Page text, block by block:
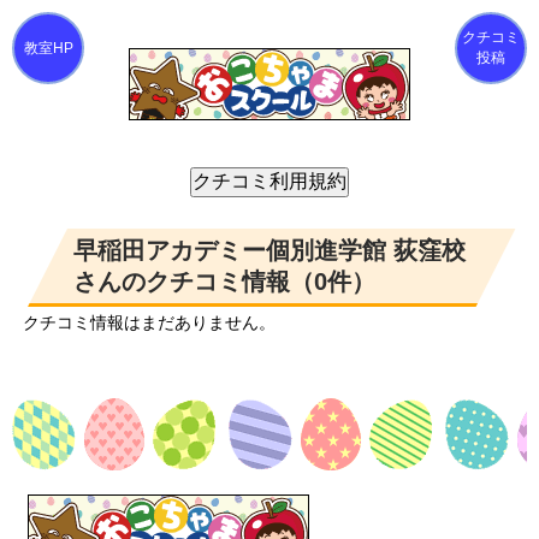
クチコミ
投稿
早稲田アカデミー個別進学館 荻窪校
さんのクチコミ情報（0件）
クチコミ情報はまだありません。